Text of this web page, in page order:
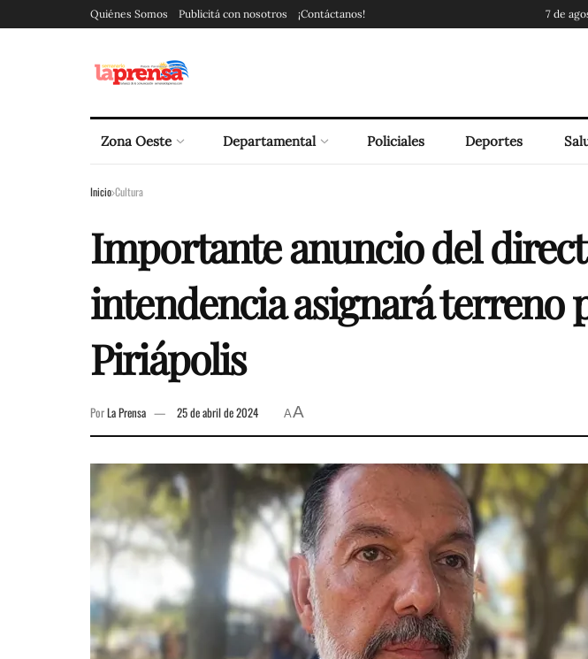
Quiénes Somos Publicitá con nosotros ¡Contáctanos! 7 de
Zona Oeste Departamental Policiales Deportes
Inicio Cultura
Importante anuncio del
intendencia asignará terreno
Piriápolis
PorLa Prensa 25 de abril de 2024 AA